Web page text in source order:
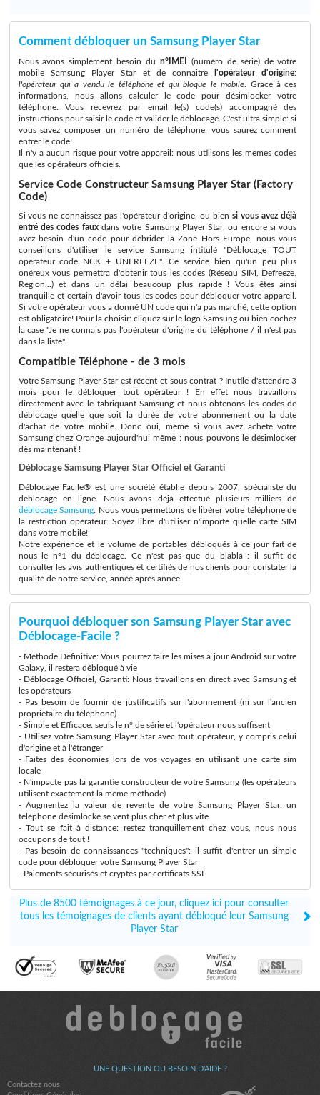
Comment débloquer un Samsung Player Star
Nous avons simplement besoin du n°IMEI
(numéro de série) de votre
mobile Samsung Player Star et de connaitre
l'opérateur d'origine:
l'opérateur qui a vendu le téléphone et qui bloque le mobile . Grace à ces
informations, nous allons calculer le code pour désimlocker votre
téléphone. Vous recevrez par email le(s) code(s) accompagné des
instructions pour saisir le code et valider le déblocage. C'est ultra simple: si
vous savez composer un numéro de téléphone, vous saurez comment
entrer le code!
Il n'y a aucun risque pour votre appareil: nous utilisons les memes codes
que les opérateurs officiels.
Service Code Constructeur Samsung Player Star (Factory
Code)
Si vous ne connaissez pas l'opérateur d'origine, ou bien si vous avez déjà
entré des codes fauxdans votre Samsung Player Star, ou encore si vous
avez besoin d'un code pour débrider la Zone Hors Europe, nous vous
conseillons d'utiliser le service Samsung intitulé "Déblocage TOUT
opérateur code NCK + UNFREEZE". Ce service bien qu'un peu plus
onéreux vous permettra d'obtenir tous les codes (Réseau SIM, Defreeze,
Region...) et dans un délai beaucoup plus rapide ! Vous êtes ainsi
tranquille et certain d'avoir tous les codes pour débloquer votre appareil.
Si votre opérateur vous a donné UN code qui n'a pas marché, cette option
est obligatoire! Pour la choisir: cliquez sur le logo Samsung ou bien cochez
la case "Je ne connais pas l'opérateur d'origine du téléphone / il n'est pas
dans la liste".
Compatible Téléphone - de 3 mois
Votre Samsung Player Star est récent et sous contrat ? Inutile d'attendre 3
mois pour le débloquer tout opérateur ! En effet nous travaillons
directement avec le fabriquant Samsung et nous obtenons les codes de
déblocage quelle que soit la durée de votre abonnement ou la date
d'achat de votre mobile. Donc oui, même si vous avez acheté votre
Samsung chez Orange aujourd'hui même : nous pouvons le désimlocker
dès maintenant !
Déblocage Samsung Player Star Officiel et Garanti
Déblocage Facile® est une société établie depuis 2007, spécialiste du
déblocage en ligne. Nous avons déjà effectué plusieurs milliers de
déblocage Samsung . Nous vous permettons de libérer votre téléphone de
la restriction opérateur. Soyez libre d'utiliser n'importe quelle carte SIM
dans votre mobile!
Notre expérience et le volume de portables débloqués à ce jour fait de
nous le n°1 du déblocage. Ce n'est pas que du blabla : il suffit de
consulter lesavis authentiques et certifiésde nos clients pour constater la
qualité de notre service, année après année.
Pourquoi débloquer son Samsung Player Star avec
Déblocage-Facile ?
- Méthode Définitive: Vous pourrez faire les mises à jour Android sur votre
Galaxy, il restera débloqué à vie
- Déblocage Officiel, Garanti: Nous travaillons en direct avec Samsung et
les opérateurs
- Pas besoin de fournir de justificatifs sur l'abonnement (ni sur l'ancien
propriétaire du téléphone)
- Simple et Efficace: seuls le n° de série et l'opérateur nous suffisent
- Utilisez votre Samsung Player Star avec tout opérateur, y compris celui
d'origine et à l'étranger
- Faites des économies lors de vos voyages en utilisant une carte sim
locale
- N'impacte pas la garantie constructeur de votre Samsung (les opérateurs
utilisent exactement la même méthode)
- Augmentez la valeur de revente de votre Samsung Player Star: un
téléphone désimlocké se vent plus cher et plus vite
- Tout se fait à distance: restez tranquillement chez vous, nous nous
occupons de tout !
- Pas besoin de connaissances "techniques": il suffit d'entrer un simple
code pour débloquer votre Samsung Player Star
- Paiements sécurisés et cryptés par certificats SSL
Plus de 8500 témoignages à ce jour, cliquez ici pour consulter
tous les témoignages de clients ayant débloqué leur Samsung
Player Star
UNE QUESTION OU BESOIN D'AIDE ?
Contactez nous